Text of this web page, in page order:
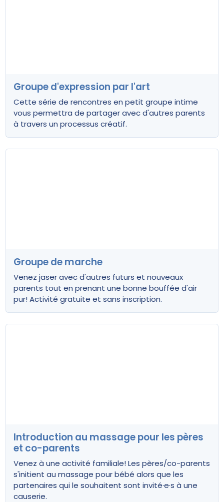
Groupe d'expression par l'art
Cette série de rencontres en petit groupe intime
vous permettra de partager avec d'autres parents
à travers un processus créatif.
Groupe de marche
Venez jaser avec d'autres futurs et nouveaux
parents tout en prenant une bonne bouffée d'air
pur! Activité gratuite et sans inscription.
Introduction au massage pour les pères
et co-parents
Venez à une activité familiale! Les pères/co-parents
s'initient au massage pour bébé alors que les
partenaires qui le souhaitent sont invité·e·s à une
causerie.